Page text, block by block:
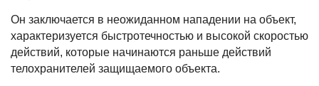
Он заключается в неожиданном нападении на объект,
характеризуется быстротечностью и высокой скоростью
действий, которые начинаются раньше действий
телохранителей защищаемого объекта.